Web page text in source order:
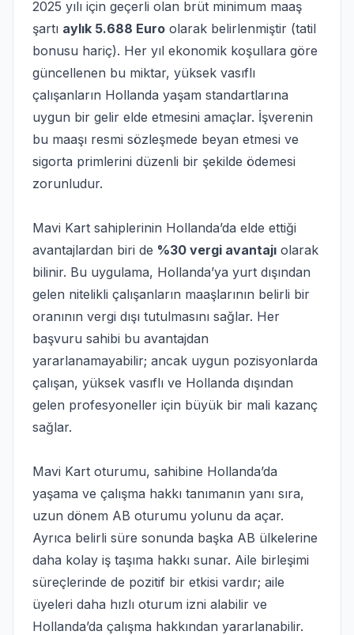
2025 yılı için geçerli olan brüt minimum maaş
şartı aylık 5.688 Euro olarak belirlenmiştir (tatil
bonusu hariç). Her yıl ekonomik koşullara göre
güncellenen bu miktar, yüksek vasıflı
çalışanların Hollanda yaşam standartlarına
uygun bir gelir elde etmesini amaçlar. İşverenin
bu maaşı resmi sözleşmede beyan etmesi ve
sigorta primlerini düzenli bir şekilde ödemesi
zorunludur.
Mavi Kart sahiplerinin Hollanda’da elde ettiği
avantajlardan biri de %30 vergi avantajı olarak
bilinir. Bu uygulama, Hollanda’ya yurt dışından
gelen nitelikli çalışanların maaşlarının belirli bir
oranının vergi dışı tutulmasını sağlar. Her
başvuru sahibi bu avantajdan
yararlanamayabilir; ancak uygun pozisyonlarda
çalışan, yüksek vasıflı ve Hollanda dışından
gelen profesyoneller için büyük bir mali kazanç
sağlar.
Mavi Kart oturumu, sahibine Hollanda’da
yaşama ve çalışma hakkı tanımanın yanı sıra,
uzun dönem AB oturumu yolunu da açar.
Ayrıca belirli süre sonunda başka AB ülkelerine
daha kolay iş taşıma hakkı sunar. Aile birleşimi
süreçlerinde de pozitif bir etkisi vardır; aile
üyeleri daha hızlı oturum izni alabilir ve
Hollanda’da çalışma hakkından yararlanabilir.